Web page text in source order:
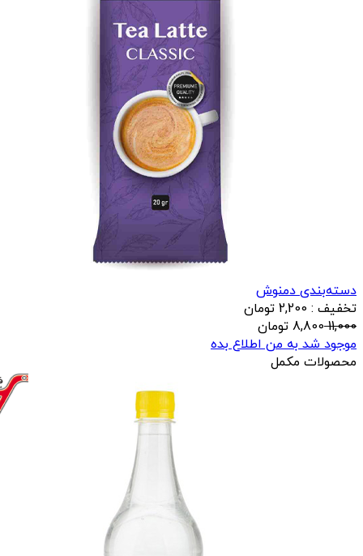
دسته‌بندی دمنوش
تخفیف : 2,200 تومان
11,000
8,800 تومان
موجود شد به من اطلاع بده
محصولات مکمل